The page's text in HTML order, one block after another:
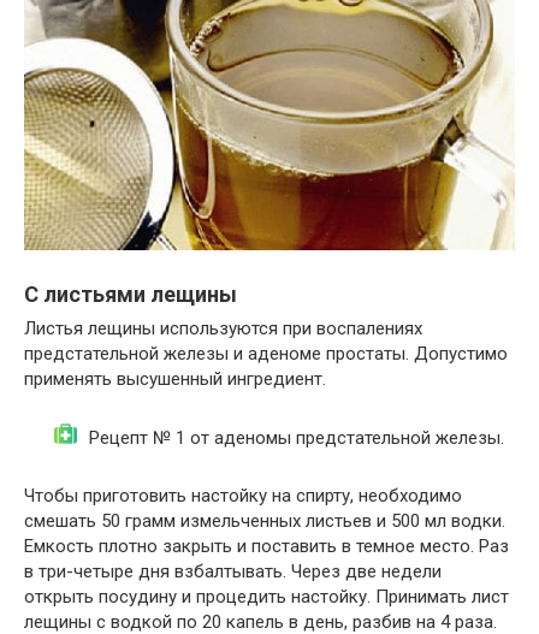
С листьями лещины
Листья лещины используются при воспалениях
предстательной железы и аденоме простаты. Допустимо
применять высушенный ингредиент.
Рецепт № 1 от аденомы предстательной железы.
Чтобы приготовить настойку на спирту, необходимо
смешать 50 грамм измельченных листьев и 500 мл водки.
Емкость плотно закрыть и поставить в темное место. Раз
в три-четыре дня взбалтывать. Через две недели
открыть посудину и процедить настойку. Принимать лист
лещины с водкой по 20 капель в день, разбив на 4 раза.